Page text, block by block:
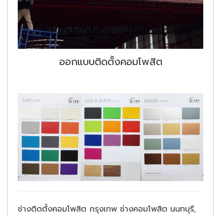
ออกแบบติดตั้งคอมโพสิต
ช่างติดตั้งคอมโพสิต กรุงเทพ ช่างคอมโพสิต นนทบุรี,